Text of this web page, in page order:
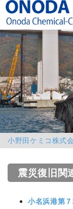
小野田ケミコ株式
震災復旧関
小名浜港第